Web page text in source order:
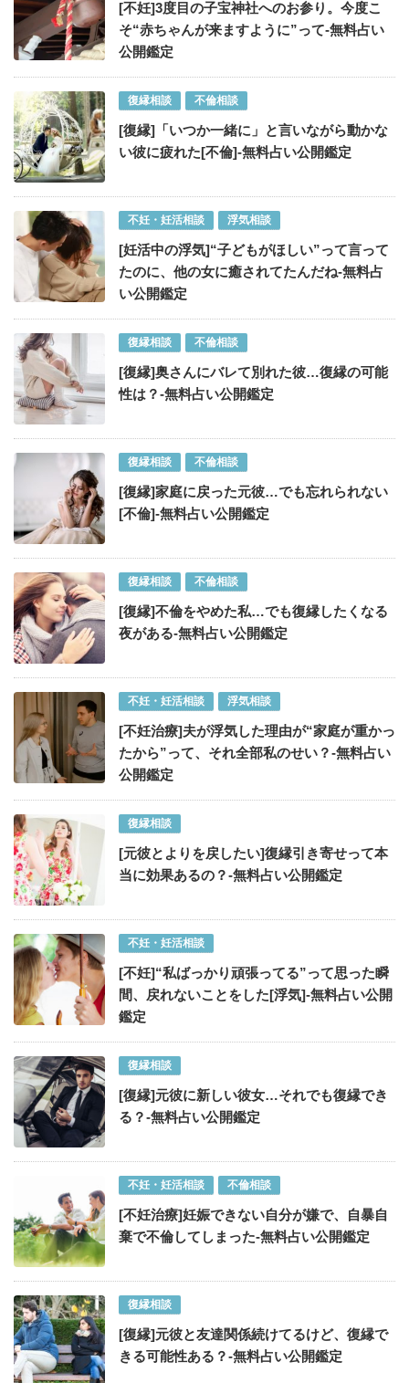
[不妊]3度目の子宝神社へのお参り。今度こ
そ“赤ちゃんが来ますように”って-無料占い
公開鑑定
復縁相談 不倫相談
[復縁]「いつか一緒に」と言いながら動かな
い彼に疲れた[不倫]-無料占い公開鑑定
不妊・妊活相談 浮気相談
[妊活中の浮気]“子どもがほしい”って言って
たのに、他の女に癒されてたんだね-無料占
い公開鑑定
復縁相談 不倫相談
[復縁]奥さんにバレて別れた彼…復縁の可能
性は？-無料占い公開鑑定
復縁相談 不倫相談
[復縁]家庭に戻った元彼…でも忘れられない
[不倫]-無料占い公開鑑定
復縁相談 不倫相談
[復縁]不倫をやめた私…でも復縁したくなる
夜がある-無料占い公開鑑定
不妊・妊活相談 浮気相談
[不妊治療]夫が浮気した理由が“家庭が重かっ
たから”って、それ全部私のせい？-無料占い
公開鑑定
復縁相談
[元彼とよりを戻したい]復縁引き寄せって本
当に効果あるの？-無料占い公開鑑定
不妊・妊活相談
[不妊]“私ばっかり頑張ってる”って思った瞬
間、戻れないことをした[浮気]-無料占い公開
鑑定
復縁相談
[復縁]元彼に新しい彼女…それでも復縁でき
る？-無料占い公開鑑定
不妊・妊活相談 不倫相談
[不妊治療]妊娠できない自分が嫌で、自暴自
棄で不倫してしまった-無料占い公開鑑定
復縁相談
[復縁]元彼と友達関係続けてるけど、復縁で
きる可能性ある？-無料占い公開鑑定